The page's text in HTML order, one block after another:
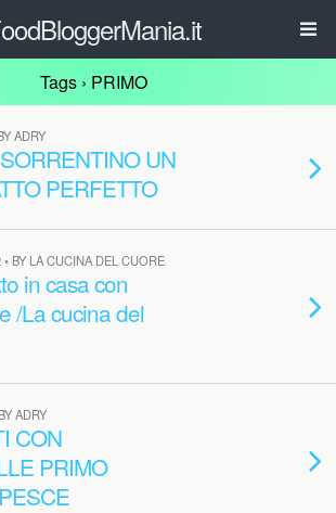
Tags › PRIMO
ADRY
UN
PERFETTO
BY LA CUCINA DEL CUORE
in casa con
/La cucina del
ADRY
CON
PRIMO